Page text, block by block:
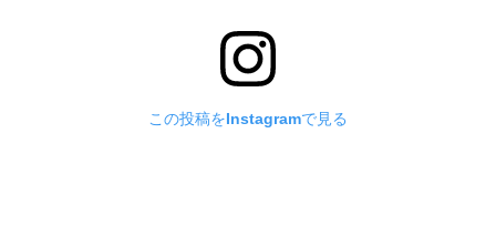
この投稿をInstagramで見る